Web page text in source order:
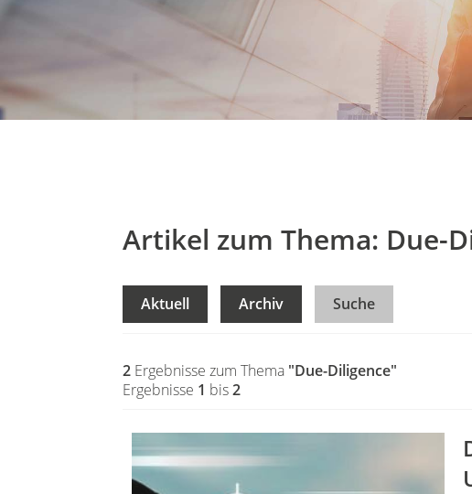
Artikel zum Thema: Due-
Aktuell Archiv Suche
2 Ergebnisse zum Thema "Due-Diligence"
Ergebnisse 1 bis2